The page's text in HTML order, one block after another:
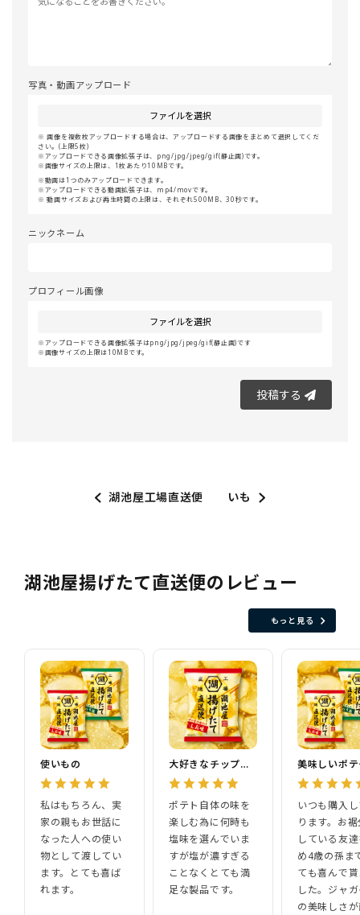
写真・動画アップロード
ファイルを選択
画像を複数枚アップロードする場合は、アップロードする画像をまとめて選択してくだ
さい。(上限5枚)
アップロードできる画像拡張子は、png/jpg/jpeg/gif(静止画)です。
画像サイズの上限は、1枚あたり10MBです。
動画は1つのみアップロードできます。
アップロードできる動画拡張子は、mp4/movです。
動画サイズおよび再生時間の上限は、それぞれ500MB、30秒です。
ニックネーム
プロフィール画像
ファイルを選択
アップロードできる画像拡張子はpng/jpg/jpeg/gif(静止画)です
画像サイズの上限は10MBです。
投稿する
湖池屋工場直送便 いも
湖池屋揚げたて直送便のレビュー
もっと見る
使いもの
私はもちろん、実
家の親もお世話に
なった人への使い
物として渡してい
ます。とても喜ば
れます。
大好きなチップスです
ポテト自体の味を
楽しむ為に何時も
塩味を選んでいま
すが塩が濃すぎる
ことなくとても満
足な製品です。
美味しいポ
いつも購入
ります。お
している友
め4歳の孫ま
ても喜んで
した。ジャ
の美味しさ